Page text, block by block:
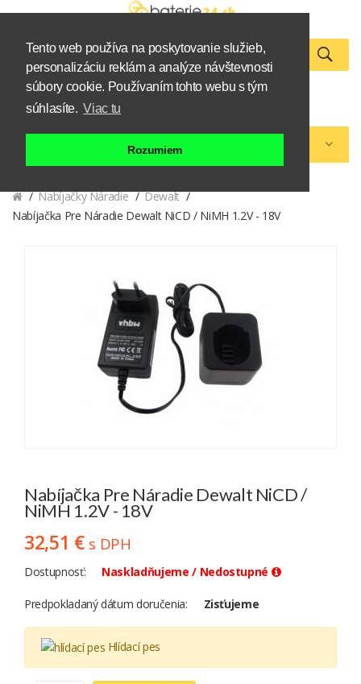
Tento web používa na poskytovanie služieb,
personalizáciu reklám a analýze návštevnosti
súbory cookie. Používaním tohto webu s tým
súhlasíte. Viac tu
Rozumiem
Košík Zákazník
Kategórie eshopu
Nabíjačky Náradie
Dewalt
Nabíjačka Pre Náradie Dewalt NiCD / NiMH 1.2V - 18V
Nabíjačka Pre Náradie Dewalt NiCD /
NiMH 1.2V - 18V
32,51 € s DPH
Dostupnosť Naskladňujeme / Nedostupné
Predpokladaný dátum doručenia Zisťujeme
Hlídací pes